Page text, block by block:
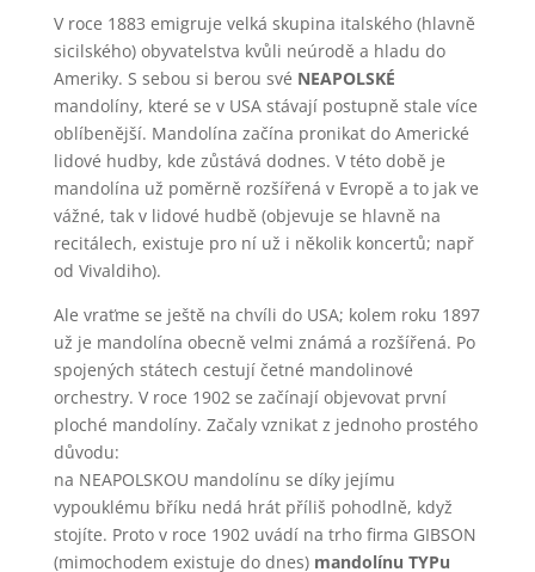
V roce 1883 emigruje velká skupina italského (hlavně
sicilského) obyvatelstva kvůli neúrodě a hladu do
Ameriky. S sebou si berou své NEAPOLSKÉ
mandolíny, které se v USA stávají postupně stale více
oblíbenější. Mandolína začína pronikat do Americké
lidové hudby, kde zůstává dodnes. V této době je
mandolína už poměrně rozšířená v Evropě a to jak ve
vážné, tak v lidové hudbě (objevuje se hlavně na
recitálech, existuje pro ní už i několik koncertů; např
od Vivaldiho).
Ale vraťme se ještě na chvíli do USA; kolem roku 1897
už je mandolína obecně velmi známá a rozšířená. Po
spojených státech cestují četné mandolinové
orchestry. V roce 1902 se začínají objevovat první
ploché mandolíny. Začaly vznikat z jednoho prostého
důvodu:
na NEAPOLSKOU mandolínu se díky jejímu
vypouklému bříku nedá hrát příliš pohodlně, když
stojíte. Proto v roce 1902 uvádí na trho firma GIBSON
(mimochodem existuje do dnes) mandolínu TYPu